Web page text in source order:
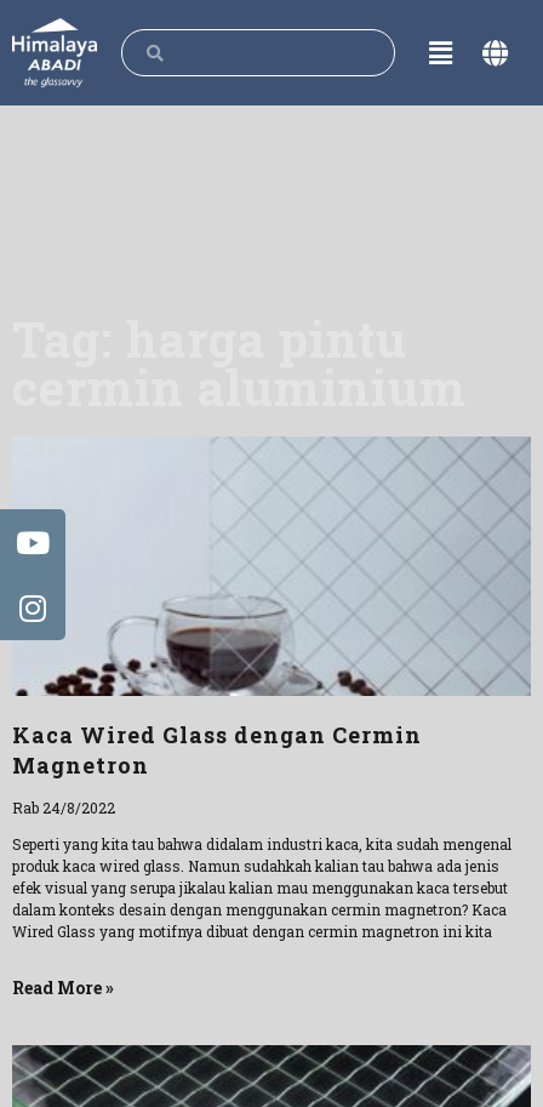
Kaca Wired Glass dengan Cermin
Magnetron
Rab 24/8/2022
Seperti yang kita tau bahwa didalam industri kaca, kita sudah mengenal
produk kaca wired glass. Namun sudahkah kalian tau bahwa ada jenis
efek visual yang serupa jikalau kalian mau menggunakan kaca tersebut
dalam konteks desain dengan menggunakan cermin magnetron? Kaca
Wired Glass yang motifnya dibuat dengan cermin magnetron ini kita
Read More »